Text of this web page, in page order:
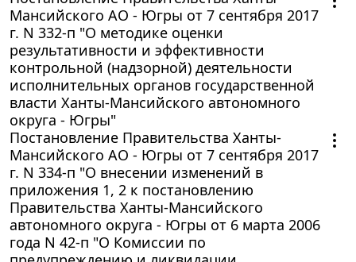
Мансийского АО - Югры от 7 сентября 2017
г. N 332-п "О методике оценки
результативности и эффективности
контрольной (надзорной) деятельности
исполнительных органов государственной
власти Ханты-Мансийского автономного
округа - Югры"
Постановление Правительства Ханты-
Мансийского АО - Югры от 7 сентября 2017
г. N 334-п "О внесении изменений в
приложения 1, 2 к постановлению
Правительства Ханты-Мансийского
автономного округа - Югры от 6 марта 2006
года N 42-п "О Комиссии по